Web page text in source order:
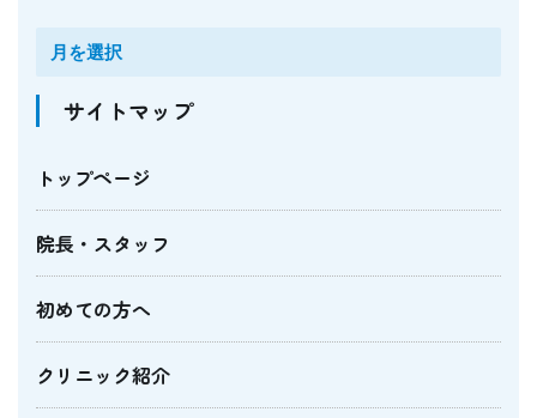
サイトマップ
トップページ
院長・スタッフ
初めての方へ
クリニック紹介